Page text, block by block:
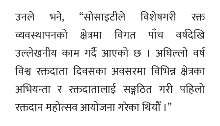
उनले भने, “सोसाइटीले विशेषगरी रक्त
व्यवस्थापनको क्षेत्रमा विगत पाँच वर्षदेखि
उल्लेखनीय काम गर्दै आएको छ । अघिल्लो वर्ष
विश्व रक्तदाता दिवसका अवसरमा विभिन्न क्षेत्रका
अभियन्ता र रक्तदातालाई सङ्गठित गरी पहिलो
रक्तदान महोत्सव आयोजना गरेका थियौँ ।”